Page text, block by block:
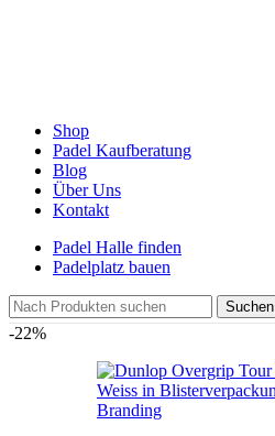
Shop
Padel Kaufberatung
Blog
Über Uns
Kontakt
Padel Halle finden
Padelplatz bauen
Suchen
-22%